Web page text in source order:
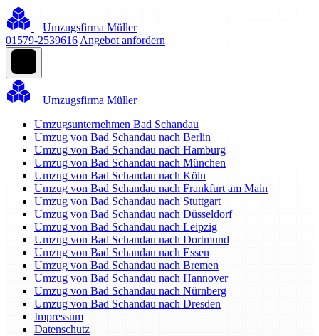
Umzugsfirma Müller
01579-2539616 Angebot anfordern
Umzugsfirma Müller
Umzugsunternehmen Bad Schandau
Umzug von Bad Schandau nach Berlin
Umzug von Bad Schandau nach Hamburg
Umzug von Bad Schandau nach München
Umzug von Bad Schandau nach Köln
Umzug von Bad Schandau nach Frankfurt am Main
Umzug von Bad Schandau nach Stuttgart
Umzug von Bad Schandau nach Düsseldorf
Umzug von Bad Schandau nach Leipzig
Umzug von Bad Schandau nach Dortmund
Umzug von Bad Schandau nach Essen
Umzug von Bad Schandau nach Bremen
Umzug von Bad Schandau nach Hannover
Umzug von Bad Schandau nach Nürnberg
Umzug von Bad Schandau nach Dresden
Impressum
Datenschutz